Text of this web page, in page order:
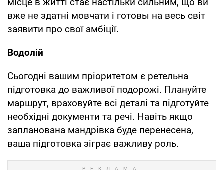
вже не здатні мовчати і готовы на весь світ
заявити про свої амбіції.
Водолій
Сьогодні вашим пріоритетом є ретельна
підготовка до важливої подорожі. Плануйте
маршрут, враховуйте всі деталі та підготуйте
необхідні документи та речі. Навіть якщо
запланована мандрівка буде перенесена,
ваша підготовка зіграє важливу роль.